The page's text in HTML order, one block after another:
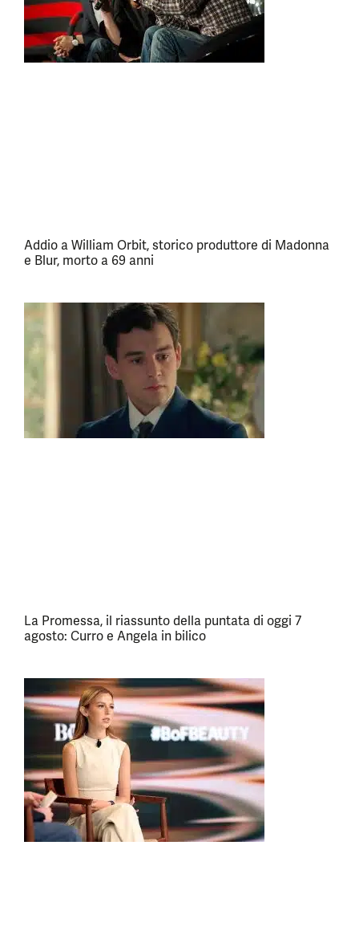
Addio a William Orbit, storico produttore di Madonna
e Blur, morto a 69 anni
La Promessa, il riassunto della puntata di oggi 7
agosto: Curro e Angela in bilico